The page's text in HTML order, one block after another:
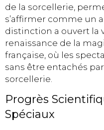
de la sorcellerie,
s’affirmer comme un
distinction a ouvert la
renaissance de la
française, où les
sans être entachés
sorcellerie.
Progrès
Spéciaux